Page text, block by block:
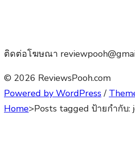
ติดต่อโฆษณา
© 2026 ReviewsPooh.com
Powered by WordPress /
Home>Posts tagged ป้ายกำกับ: